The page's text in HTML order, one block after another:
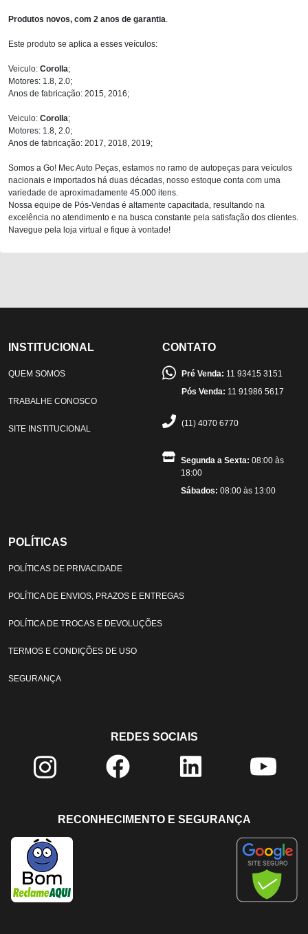
Produtos novos, com 2 anos de garantia
Este produto se aplica a esses veículos:
Veiculo: Corolla;
Motores: 1.8, 2.0;
Anos de fabricação: 2015, 2016;
Veiculo: Corolla;
Motores: 1.8, 2.0;
Anos de fabricação: 2017, 2018, 2019;
Somos a Go! Mec Auto Peças, estamos no ramo de autopeças para veículos
nacionais e importados há duas décadas, nosso estoque conta com uma
variedade de aproximadamente 45.000 itens.
Nossa equipe de Pós-Vendas é altamente capacitada, resultando na
excelência no atendimento e na busca constante pela satisfação dos clientes.
Navegue pela loja virtual e fique à vontade!
INSTITUCIONAL
QUEM SOMOS
TRABALHE CONOSCO
SITE INSTITUCIONAL
CONTATO
Pré Venda: 11 93415 3151
Pós Venda: 11 91986 5617
(11) 4070 6770
Segunda a Sexta: 08:00 às
18:00
Sábados: 08:00 às 13:00
POLÍTICAS
POLÍTICAS DE PRIVACIDADE
POLÍTICA DE ENVIOS, PRAZOS E ENTREGAS
POLÍTICA DE TROCAS E DEVOLUÇÕES
TERMOS E CONDIÇÕES DE USO
SEGURANÇA
REDES SOCIAIS
RECONHECIMENTO E SEGURANÇA